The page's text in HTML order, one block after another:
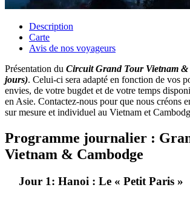
Description
Carte
Avis de nos voyageurs
Présentation du Circuit Grand Tour Vietnam &
jours). Celui-ci sera adapté en fonction de vos
envies, de votre bugdet et de votre temps
en Asie. Contactez-nous pour que nous créons
sur mesure et individuel au Vietnam et
Programme journalier :
Vietnam & Cambodge
Jour 1: Hanoi : Le « Petit Paris »